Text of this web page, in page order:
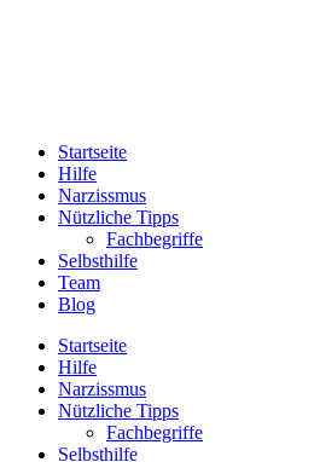
Startseite
Hilfe
Narzissmus
Nützliche Tipps
Fachbegriffe
Selbsthilfe
Team
Blog
Startseite
Hilfe
Narzissmus
Nützliche Tipps
Fachbegriffe
Selbsthilfe